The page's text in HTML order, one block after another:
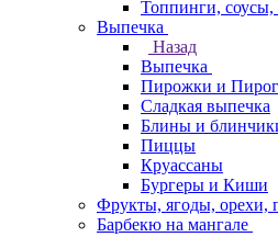
Топпинги, соусы,
Выпечка
Назад
Выпечка
Пирожки и
Сладкая выпечка
Блины и
Пиццы
Круасcаны
Бургеры и Киши
Фрукты, ягоды, орехи,
Барбекю на мангале